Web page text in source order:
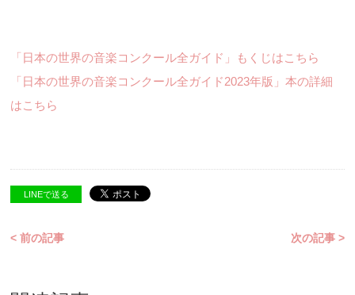
「日本の世界の音楽コンクール全ガイド」もくじはこちら
「日本の世界の音楽コンクール全ガイド2023年版」本の詳細
はこちら
LINEで送る
< 前の記事 次の記事 >